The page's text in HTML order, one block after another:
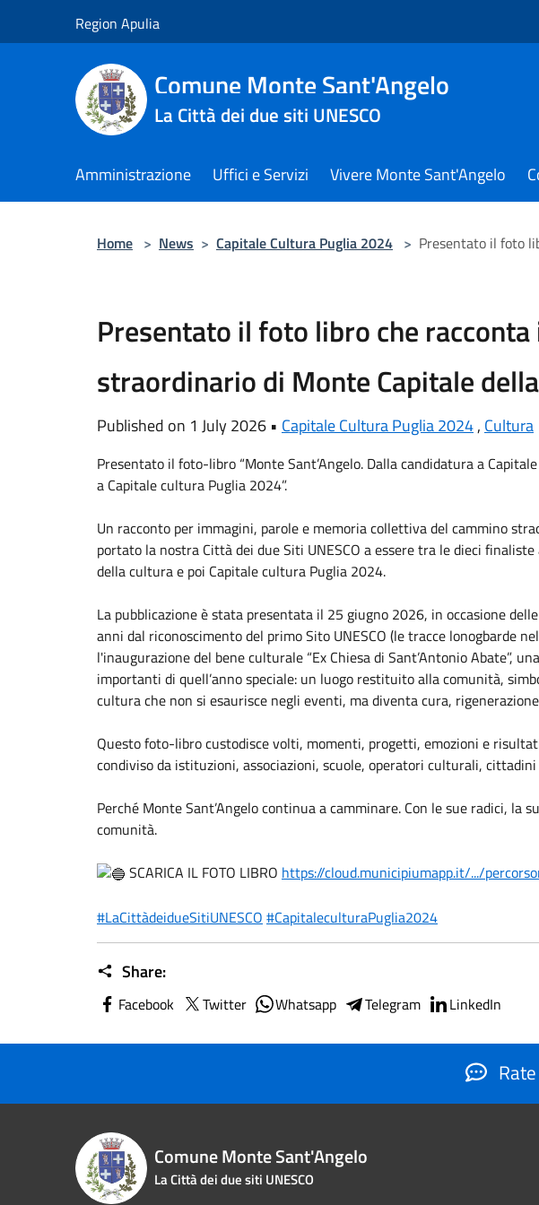
Region Apulia
Comune Monte Sant'Angelo
La Città dei due siti UNESCO
Amministrazione Uffici e Servizi Vivere Monte Sant'Angelo
Home > News > Capitale Cultura Puglia 2024 > Presentato il foto
Presentato il foto libro che
straordinario di Monte Capitale
Published on 1 July 2026 • Capitale Cultura Puglia 2024, Cultura
Presentato il foto-libro “Monte Sant’Angelo. Dalla candidatura a
a Capitale cultura Puglia 2024”.
Un racconto per immagini, parole e memoria collettiva del cammino
portato la nostra Città dei due Siti UNESCO a essere tra le dieci
della cultura e poi Capitale cultura Puglia 2024.
La pubblicazione è stata presentata il 25 giugno 2026, in occasione
anni dal riconoscimento del primo Sito UNESCO (le tracce lonogbarde
l'inaugurazione del bene culturale “Ex Chiesa di Sant’Antonio Abate”,
importanti di quell’anno speciale: un luogo restituito alla comunità,
cultura che non si esaurisce negli eventi, ma diventa cura,
Questo foto-libro custodisce volti, momenti, progetti, emozioni e
condiviso da istituzioni, associazioni, scuole, operatori culturali,
Perché Monte Sant’Angelo continua a camminare. Con le sue radici, la
comunità.
SCARICA IL FOTO LIBRO https://cloud.municipiumapp.it/.../
#LaCittàdeidueSitiUNESCO #CapitaleculturaPuglia2024
Share:
Facebook Twitter Whatsapp Telegram LinkedIn
Comune Monte Sant'Angelo
La Città dei due siti UNESCO